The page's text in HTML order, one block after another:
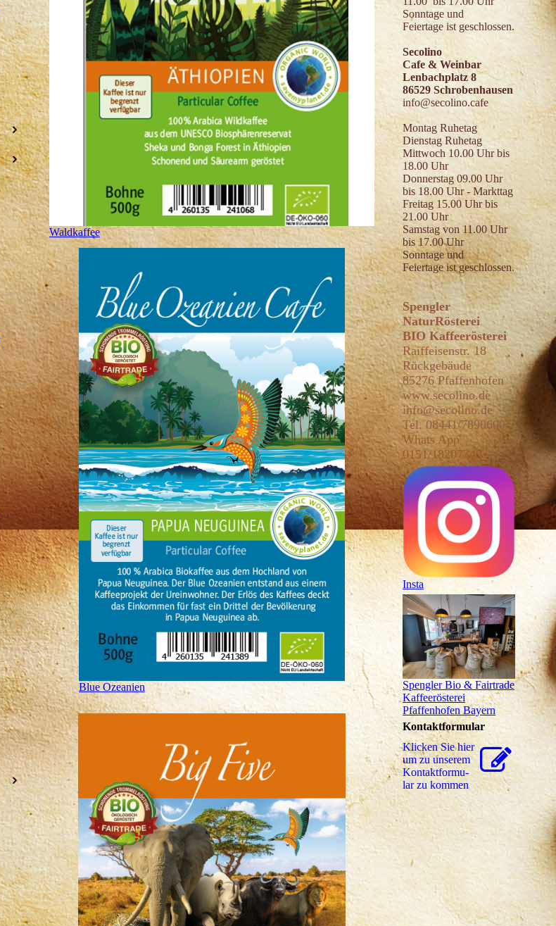
Waldkaffee
Blue Ozeanien
Sonntage und
Feiertage ist geschlossen.
Secolino
Cafe & Weinbar
Lenbachplatz 8
86529 Schrobenhausen
info@secolino.cafe
Montag Ruhetag
Dienstag Ruhetag
Mittwoch 10.00 Uhr bis
18.00 Uhr
Donnerstag 09.00 Uhr
bis 18.00 Uhr - Markttag
Freitag 15.00 Uhr bis
21.00 Uhr
Samstag von 11.00 Uhr
bis 17.00 Uhr
Sonntage und
Feiertage ist geschlossen.
Spengler
NaturRösterei
BIO Kaffeerösterei
Raiffeisenstr. 18
Rückgebäude
85276 Pfaffenhofen
www.secolino.de
info@secolino.de
Tel. 08441/7890600
Whats App
0151/18207342
Insta
Spengler Bio & Fairtrade
Kaffeerösterei
Pfaffenhofen Bayern
Kontaktformular
Klicken Sie hier
um zu unserem
Kon­takt­for­mu­
lar zu kommen